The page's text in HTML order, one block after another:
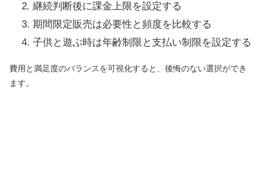
継続判断後に課金上限を設定する
期間限定販売は必要性と頻度を比較する
子供と遊ぶ時は年齢制限と支払い制限を設定する
費用と満足度のバランスを可視化すると、後悔のない選択ができ
ます。